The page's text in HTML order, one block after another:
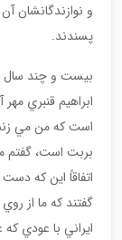
و نوازندگانشان
پسندند.
بيست و چند سال
ابراهیم قنبري
است كه من مي
بربت است،
اتفاقاً اين كه
گفتند كه ما از
ايراني با عودي